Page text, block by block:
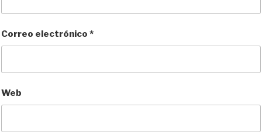
Correo electrónico *
Web